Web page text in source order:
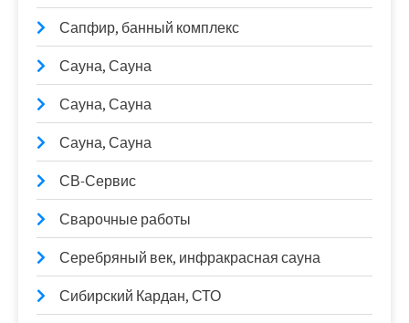
Сапфир, банный комплекс
Сауна, Сауна
Сауна, Сауна
Сауна, Сауна
СВ-Сервис
Сварочные работы
Серебряный век, инфракрасная сауна
Сибирский Кардан, СТО